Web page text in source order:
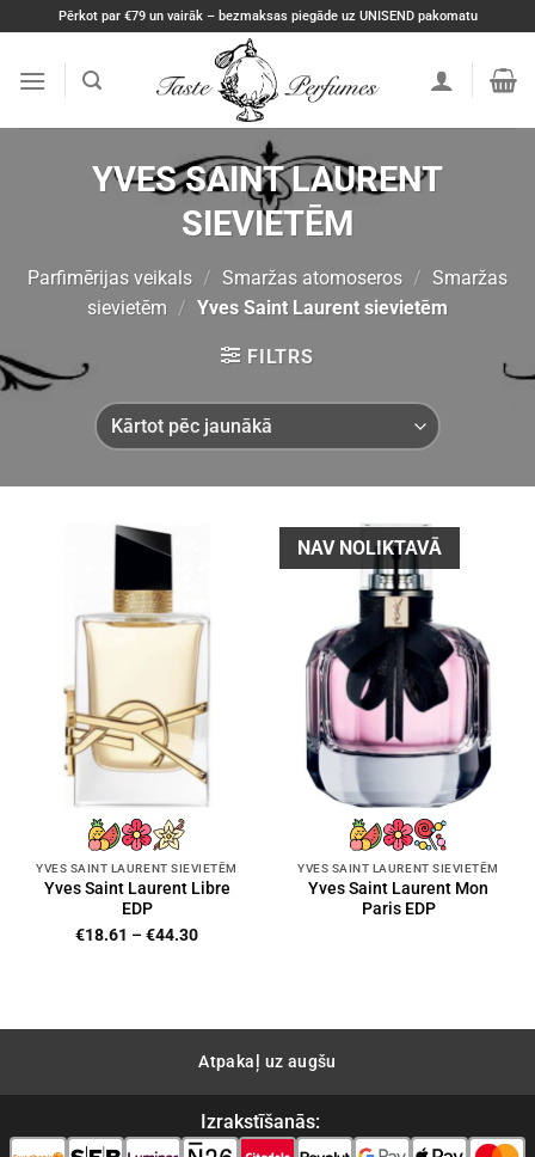
content
Pērkot par €79 un vairāk – bezmaksas piegāde uz UNISEND pakomatu
YVES SAINT LAURENT
SIEVIETĒM
Parfimērijas veikals / Smaržas atomoseros / Smaržas
sievietēm / Yves Saint Laurent sievietēm
FILTRS
YVES SAINT LAURENT SIEVIETĒM
Yves Saint Laurent Libre
EDP
€18.61 – €44.30Price
NAV NOLIKTAVĀ
YVES SAINT LAURENT SIEVIETĒM
Yves Saint Laurent Mon
Paris EDP
Atpakaļ uz augšu
Izrakstīšanās: